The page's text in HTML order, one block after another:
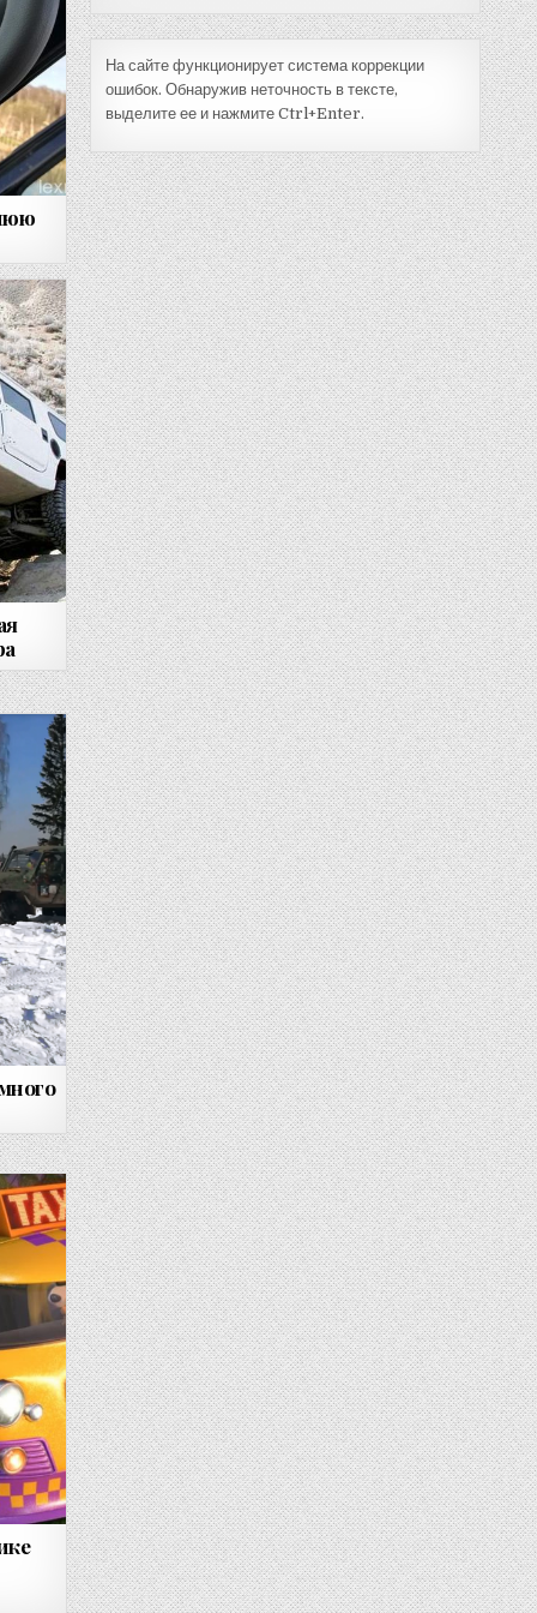
На сайте функционирует система коррекции
ошибок. Обнаружив неточность в тексте,
выделите ее и нажмите Ctrl+Enter.